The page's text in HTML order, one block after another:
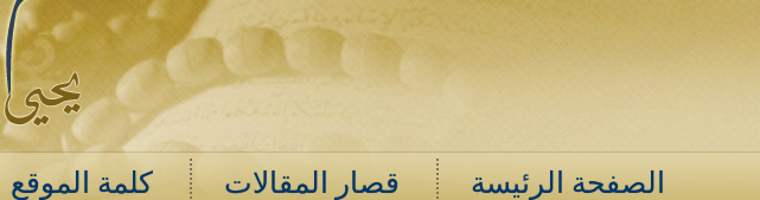
الصفحة الرئيسة قصار المقالات كلمة الموقع